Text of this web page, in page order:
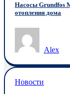
Насосы Grundfos
отопления дома
Alex
Новости